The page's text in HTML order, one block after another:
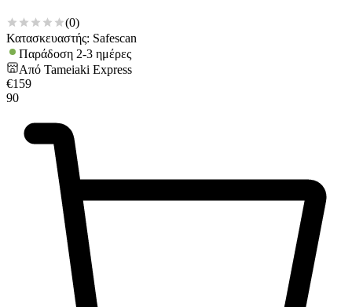
(0)
Κατασκευαστής: Safescan
Παράδοση 2-3 ημέρες
Από Tameiaki Express
€159
90